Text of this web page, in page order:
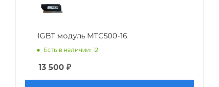
IGBT модуль MTC500-16
Есть в наличии: 12
13 500 ₽